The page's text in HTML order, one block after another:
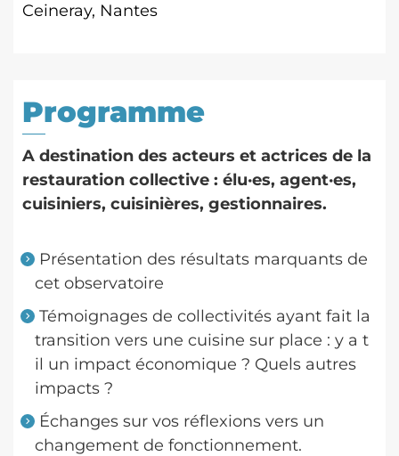
Programme
A destination des acteurs et actrices de la
restauration collective : élu·es, agent·es,
cuisiniers, cuisinières, gestionnaires.
Présentation des résultats marquants de
cet observatoire
Témoignages de collectivités ayant fait la
transition vers une cuisine sur place : y a t
il un impact économique ? Quels autres
impacts ?
Échanges sur vos réflexions vers un
changement de fonctionnement.
Ceineray, Nantes